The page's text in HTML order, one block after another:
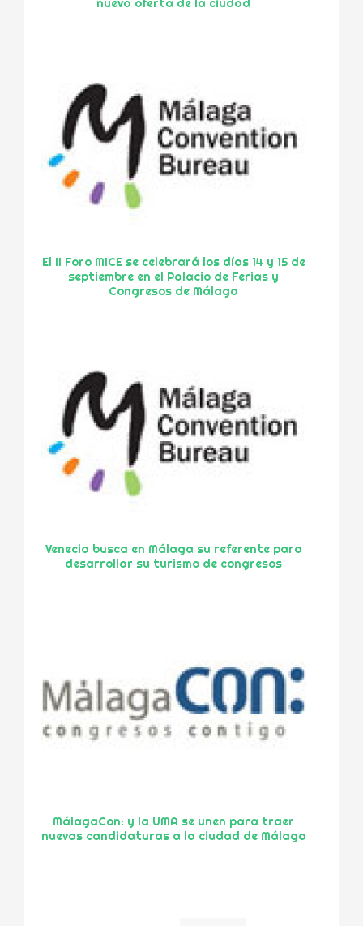
nueva oferta de la ciudad
El II Foro MICE se celebrará los días 14 y 15 de
septiembre en el Palacio de Ferias y
Congresos de Málaga
Venecia busca en Málaga su referente para
desarrollar su turismo de congresos
MálagaCon: y la UMA se unen para traer
nuevas candidaturas a la ciudad de Málaga